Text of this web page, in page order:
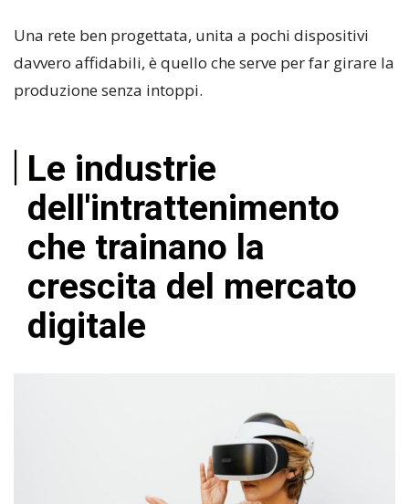
Una rete ben progettata, unita a pochi dispositivi
davvero affidabili, è quello che serve per far girare la
produzione senza intoppi.
Le industrie
dell'intrattenimento
che trainano la
crescita del mercato
digitale